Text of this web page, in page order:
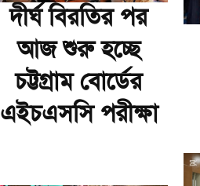
দীর্ঘ বিরতির পর
আজ শুরু হচ্ছে
চট্টগ্রাম বোর্ডের
এইচএসসি পরীক্ষা